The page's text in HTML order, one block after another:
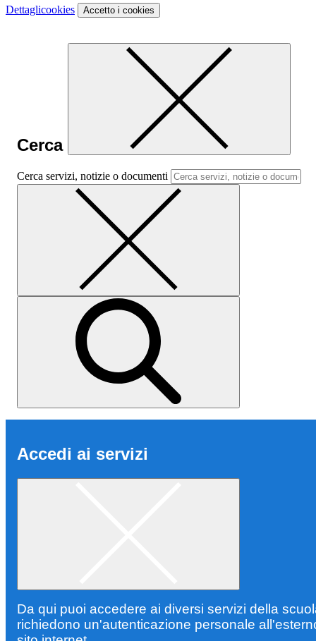
Dettaglicookies Accetto i cookies
Cerca
Cerca servizi, notizie o documenti
Accedi ai servizi
Da qui puoi accedere ai diversi servizi della
richiedono un'autenticazione personale